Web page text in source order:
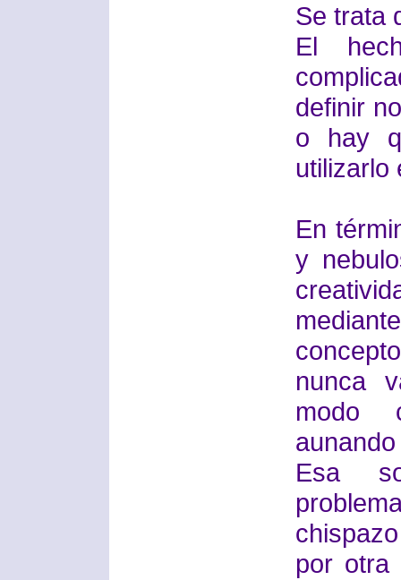
Se trata
El
definir
o hay
utilizarlo
En
y
nunca
modo
Esa
por otra